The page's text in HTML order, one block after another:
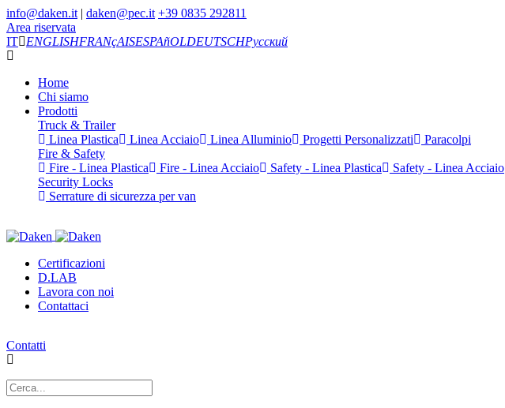
info@daken.it | daken@pec.it +39 0835 292811
Area riservata
IT
ENGLISHFRANçAISESPAñOLDEUTSCHРусский
Home
Chi siamo
Prodotti
Truck & Trailer
Linea Plastica
Linea Acciaio Linea Alluminio Progetti Personalizzati
Paracolpi
Fire & Safety
Fire - Linea Plastica
Fire - Linea Acciaio Safety - Linea Plastica Safety - Linea Acciaio
Security Locks
Serrature di sicurezza per van
Certificazioni
D.LAB
Lavora con noi
Contattaci
Contatti